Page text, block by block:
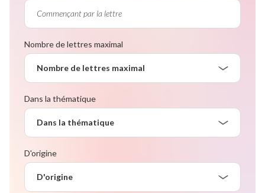
Nombre de lettres maximal
Nombre de lettres maximal
Dans la thématique
Dans la thématique
D'origine
D'origine